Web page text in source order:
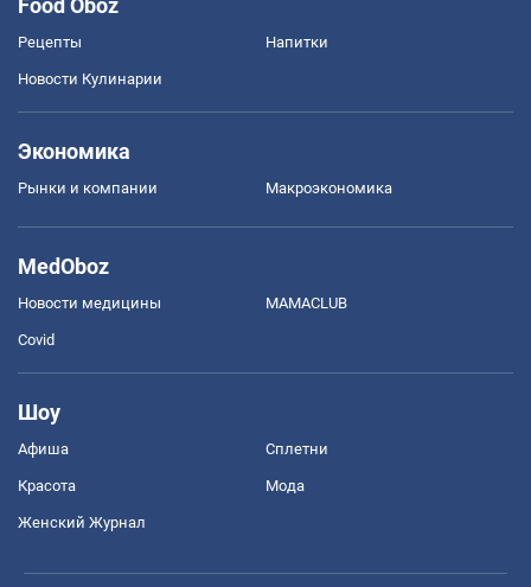
Рецепты Напитки
Новости Кулинарии
Экономика
Рынки и компании Mакроэкономика
MedOboz
Новости медицины MAMACLUB
Covid
Шоу
Афиша Сплетни
Красота Мода
Женский Журнал